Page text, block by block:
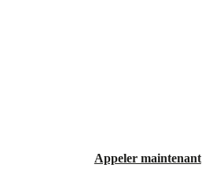
Appeler maintenant